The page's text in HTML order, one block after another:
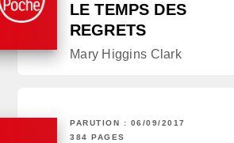
LE TEMPS DES
REGRETS
Mary Higgins Clark
PARUTION : 06/09/2017
384 PAGES